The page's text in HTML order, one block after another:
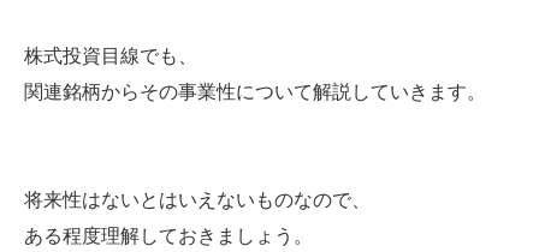
株式投資目線でも、
関連銘柄からその事業性について解説していきます。
将来性はないとはいえないものなので、
ある程度理解しておきましょう。